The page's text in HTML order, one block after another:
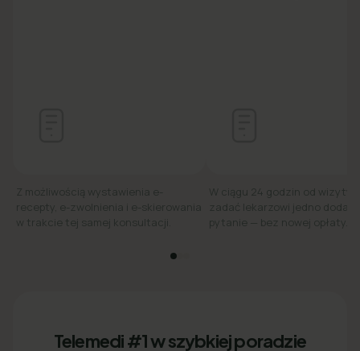
Z możliwością wystawienia e-
recepty, e-zwolnienia i e-skierowania
w trakcie tej samej konsultacji.
W ciągu 24 godzin od wizyty
zadać lekarzowi jedno
pytanie — bez nowej opłaty.
Telemedi #1 w szybkiej poradzie